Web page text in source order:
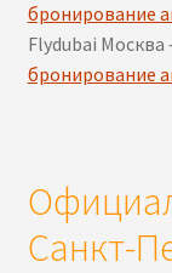
бронирование
Flydubai
бронирование
Санкт-